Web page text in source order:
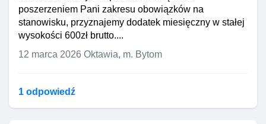
poszerzeniem Pani zakresu obowiązków na
stanowisku, przyznajemy dodatek miesięczny w stałej
wysokości 600zł brutto....
12 marca 2026 Oktawia, m. Bytom
1 odpowiedź